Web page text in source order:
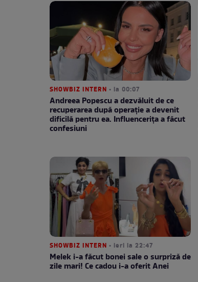
SHOWBIZ INTERN • la 00:07
Andreea Popescu a dezvăluit de ce
recuperarea după operație a devenit
dificilă pentru ea. Influencerița a făcut
confesiuni
SHOWBIZ INTERN • ieri la 22:47
Melek i-a făcut bonei sale o surpriză de
zile mari! Ce cadou i-a oferit Anei